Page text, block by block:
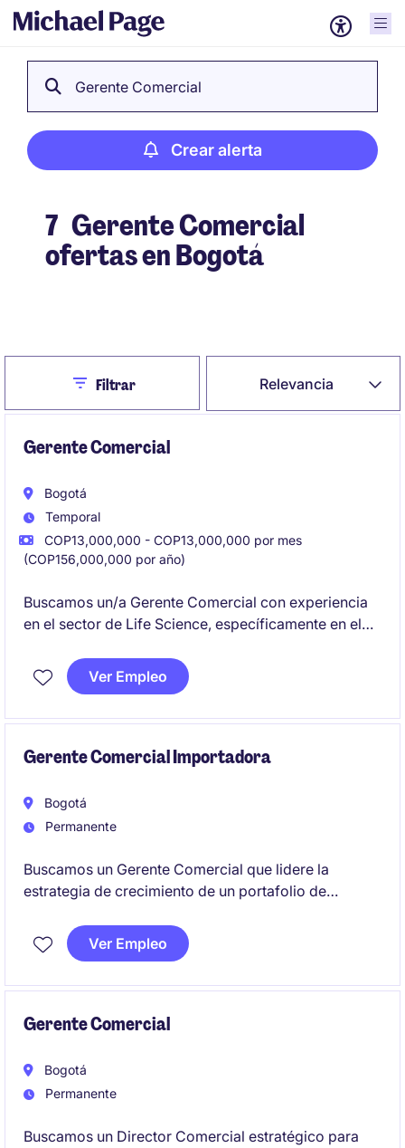
Gerente Comercial
Crear alerta
7 Gerente Comercial
ofertas en Bogotá
Relevancia
CloseFiltrar
Gerente Comercial
Bogotá
Temporal
COP13,000,000 - COP13,000,000 por mes
(COP156,000,000 por año)
Buscamos un/a Gerente Comercial con experiencia
en el sector de Life Science, específicamente en el
comerciales y fomentar relaciones con clientes
clave. El/la candidato/a ideal deberá tener un sólido
Ver Empleo
Gerente Comercial Importadora
Bogotá
Permanente
Buscamos un Gerente Comercial que lidere la
estrategia de crecimiento de un portafolio de
impulsando principalmente el desarrollo del canal
HORECA. Será responsable de fortalecer las
contribuir a la expansión del portafolio mediante la
Ver Empleo
Gerente Comercial
Bogotá
Permanente
Buscamos un Director Comercial estratégico para